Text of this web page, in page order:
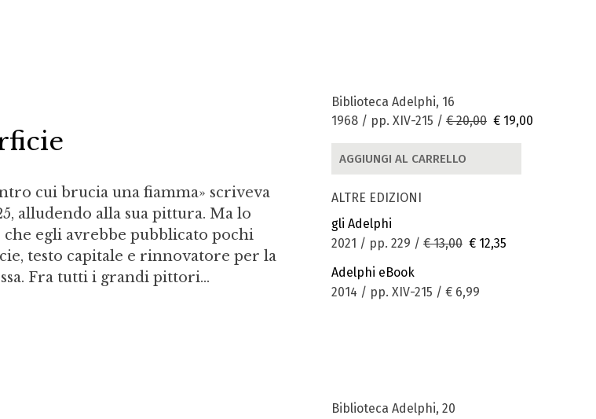
cui brucia una fiamma» scriveva
alludendo alla sua pittura. Ma lo
egli avrebbe pubblicato pochi
testo capitale e rinnovatore per la
Fra tutti i grandi pittori...
Biblioteca Adelphi, 16
1968 / pp. XIV-215 / € 20,00 € 19,00
AGGIUNGI AL CARRELLO
ALTRE EDIZIONI
gli Adelphi
2021 / pp. 229 / € 13,00 € 12,35
Adelphi eBook
2014 / pp. XIV-215 / € 6,99
Biblioteca Adelphi, 20